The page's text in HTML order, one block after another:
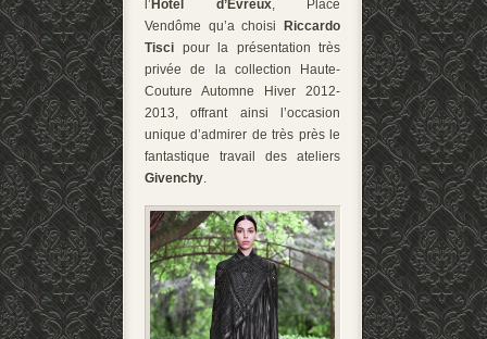
l’ Hôtel d’Evreux, Place
Vendôme qu’a choisi
Riccardo
Tisci pour la présentation très
privée de la collection Haute-
Couture Automne Hiver 2012-
2013, offrant ainsi l’occasion
unique d’admirer de très près le
fantastique travail des ateliers
Givenchy.